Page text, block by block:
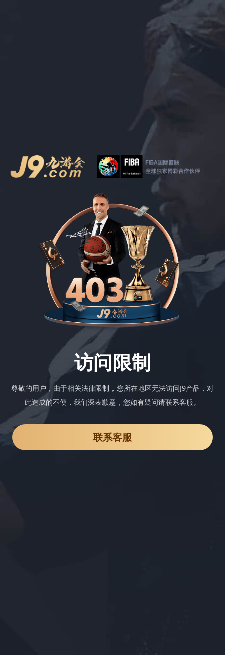
访问限制
尊敬的用户，由于相关法律限制，您所在地区无法访问J9产品，对
此造成的不便，我们深表歉意，您如有疑问请联系客服。
联系客服